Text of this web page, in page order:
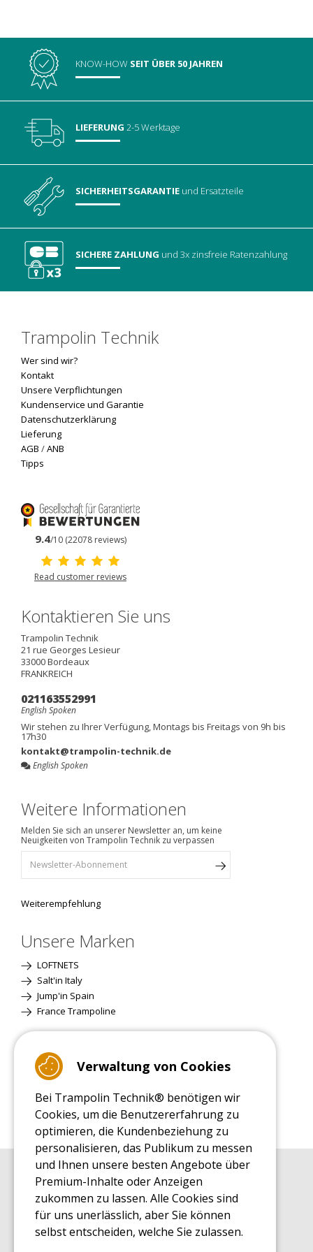
KNOW-HOW SEIT ÜBER 50 JAHREN
LIEFERUNG 2-5 Werktage
SICHERHEITSGARANTIE und Ersatzteile
SICHERE ZAHLUNG und 3x zinsfreie Ratenzahlung
Trampolin Technik
Wer sind wir?
Kontakt
Unsere Verpflichtungen
Kundenservice und Garantie
Datenschutzerklärung
Lieferung
AGB /ANB
Tipps
9.4/10 (22078 reviews)
Read customer reviews
Kontaktieren Sie uns
Trampolin Technik
21 rue Georges Lesieur
33000Bordeaux
FRANKREICH
021163552991
English Spoken
Wir stehen zu Ihrer Verfügung, Montags bis Freitags von 9h bis
17h30
kontakt@trampolin-technik.de
English Spoken
Weitere Informationen
Melden Sie sich an unserer Newsletter an, um keine
Neuigkeiten von Trampolin Technik zu verpassen
Weiterempfehlung
Unsere Marken
LOFTNETS
Salt'in Italy
Jump'in Spain
France Trampoline
EINKAUFSRATGEBER
Einkaufsratgeber
MONTAGE RATGEBER
Montagehinweise für ein Freizeit Trampolin
Verwaltung von Cookies
Bei Trampolin Technik® benötigen wir
Cookies, um die Benutzererfahrung zu
optimieren, die Kundenbeziehung zu
personalisieren, das Publikum zu messen
und Ihnen unsere besten Angebote über
Premium-Inhalte oder Anzeigen
zukommen zu lassen. Alle Cookies sind
für uns unerlässlich, aber Sie können
selbst entscheiden, welche Sie zulassen.